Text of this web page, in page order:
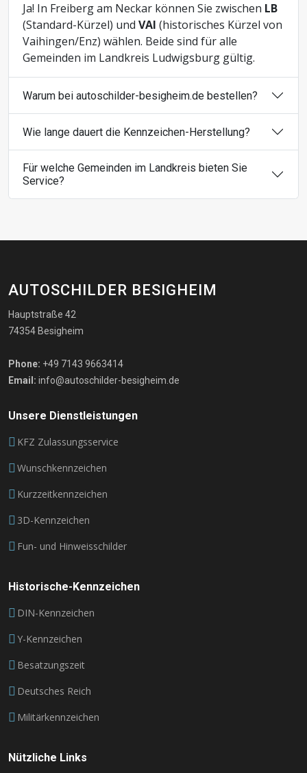
Ja! In Freiberg am Neckar können Sie zwischen LB
(Standard-Kürzel) und VAI (historisches Kürzel von
Vaihingen/Enz) wählen. Beide sind für alle
Gemeinden im Landkreis Ludwigsburg gültig.
Warum bei autoschilder-besigheim.de bestellen?
Wie lange dauert die Kennzeichen-Herstellung?
Für welche Gemeinden im Landkreis bieten Sie
Service?
AUTOSCHILDER BESIGHEIM
Hauptstraße 42
74354 Besigheim
Phone: +49 7143 9663414
Email: info@autoschilder-besigheim.de
Unsere Dienstleistungen
KFZ Zulassungsservice
Wunschkennzeichen
Kurzzeitkennzeichen
3D-Kennzeichen
Fun- und Hinweisschilder
Historische-Kennzeichen
DIN-Kennzeichen
Y-Kennzeichen
Besatzungszeit
Deutsches Reich
Militärkennzeichen
Nützliche Links